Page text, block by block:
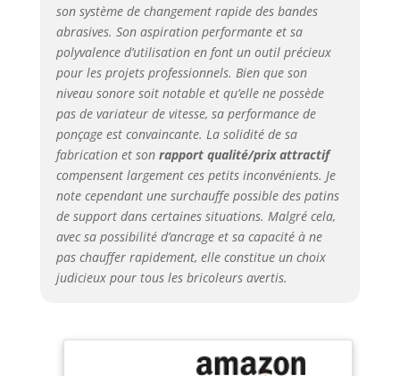
son système de changement rapide des bandes
abrasives. Son aspiration performante et sa
polyvalence d’utilisation en font un outil précieux
pour les projets professionnels. Bien que son
niveau sonore soit notable et qu’elle ne possède
pas de variateur de vitesse, sa performance de
ponçage est convaincante. La solidité de sa
fabrication et son rapport qualité/prix attractif
compensent largement ces petits inconvénients. Je
note cependant une surchauffe possible des patins
de support dans certaines situations. Malgré cela,
avec sa possibilité d’ancrage et sa capacité à ne
pas chauffer rapidement, elle constitue un choix
judicieux pour tous les bricoleurs avertis.